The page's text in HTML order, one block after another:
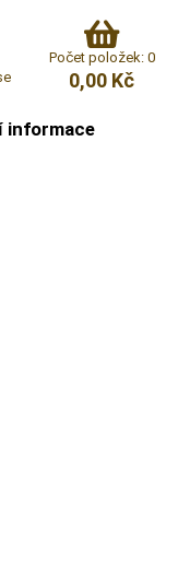
Počet položek: 0
0,00 Kč
informace